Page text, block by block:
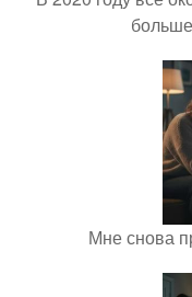
Мне снова